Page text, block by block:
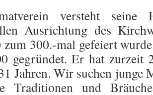
versteht seine
Ausrichtung des
zum 300.-mal gefeiert
gegründet. Er hat
Jahren. Wir suchen junge
Traditionen und